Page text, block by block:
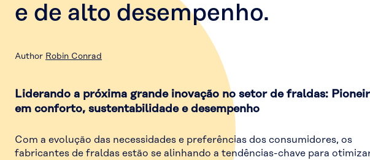
e de alto desempenho.
Author Robin Conrad
Liderando a próxima grande inovação no setor de fraldas:
em conforto, sustentabilidade e desempenho
Com a evolução das necessidades e preferências dos consumidores, os
fabricantes de fraldas estão se alinhando a tendências-chave para